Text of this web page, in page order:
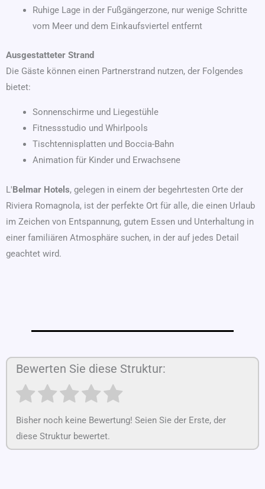
Ruhige Lage in der Fußgängerzone, nur wenige Schritte
vom Meer und dem Einkaufsviertel entfernt
Ausgestatteter Strand
Die Gäste können einen Partnerstrand nutzen, der Folgendes
bietet:
Sonnenschirme und Liegestühle
Fitnessstudio und Whirlpools
Tischtennisplatten und Boccia-Bahn
Animation für Kinder und Erwachsene
L'Belmar Hotels, gelegen in einem der begehrtesten Orte der
Riviera Romagnola, ist der perfekte Ort für alle, die einen Urlaub
im Zeichen von Entspannung, gutem Essen und Unterhaltung in
einer familiären Atmosphäre suchen, in der auf jedes Detail
geachtet wird.
Bewerten Sie diese Struktur:
Bisher noch keine Bewertung! Seien Sie der Erste, der
diese Struktur bewertet.